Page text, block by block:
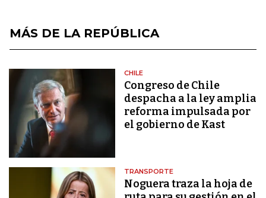
MÁS DE LA REPÚBLICA
CHILE
Congreso de Chile
despacha a la ley amplia
reforma impulsada por
el gobierno de Kast
TRANSPORTE
Noguera traza la hoja de